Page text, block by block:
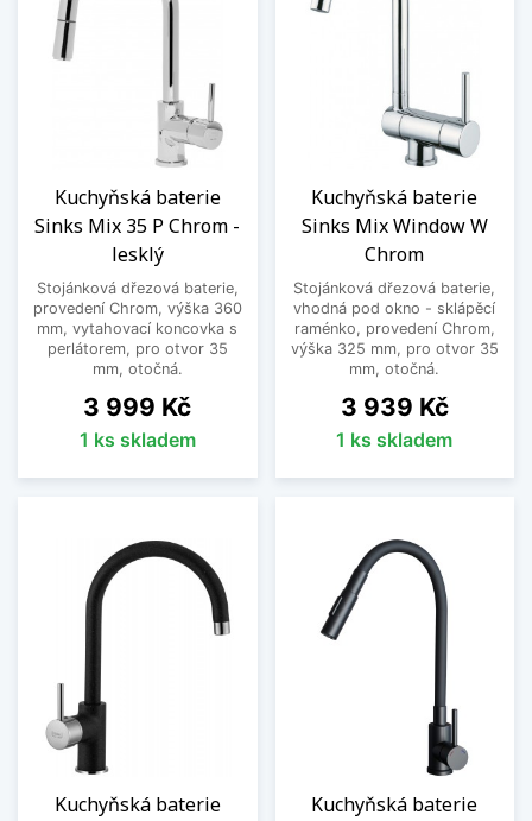
Kuchyňská baterie
Sinks Mix 35 P Chrom -
lesklý
Stojánková dřezová baterie,
provedení Chrom, výška 360
mm, vytahovací koncovka s
perlátorem, pro otvor 35
mm, otočná.
Cena
3 999 Kč
1 ks skladem
Kuchyňská baterie
Sinks Mix Window W
Chrom
Stojánková dřezová baterie,
vhodná pod okno - sklápěcí
raménko, provedení Chrom,
výška 325 mm, pro otvor 35
mm, otočná.
Cena
3 939 Kč
1 ks skladem
Kuchyňská baterie
Kuchyňská baterie